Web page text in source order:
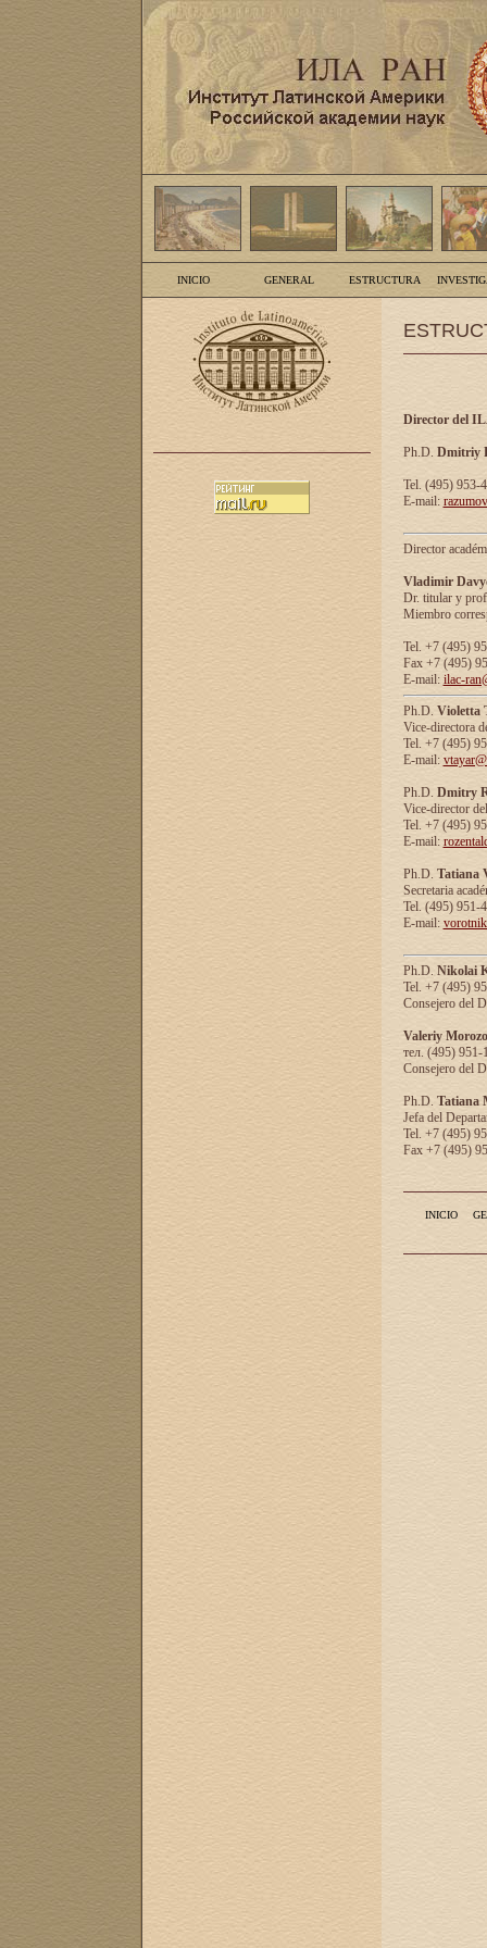
INICIO GENERAL ESTRUCTURA
Director del
Ph.D. Dmitriy
Tel. (495) 953-
E-mail:
Director
Vladimir
Dr. titular y
Miembro
Tel. +7 (495)
Fax +7 (495)
E-mail: ilac-
Ph.D. Violetta
Vice-directora
Tel. +7 (495)
E-mail:
Ph.D. Dmitry
Vice-director
Tel. +7 (495)
E-mail:
Ph.D. Tatiana
Secretaria
Tel. (495) 951-
E-mail:
Ph.D. Nikolai
Tel. +7 (495)
Consejero del
Valeriy
тел. (495) 951-
Consejero del
Ph.D. Tatiana
Jefa del
Tel. +7 (495)
Fax +7 (495)
INICIO